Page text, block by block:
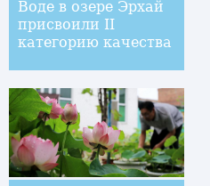
Воде в озере Эрхай
присвоили II
категорию качества